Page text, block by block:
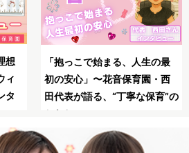
る保育士求人JOBSで安全に転
職！